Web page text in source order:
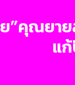
”คุณยาย
แ